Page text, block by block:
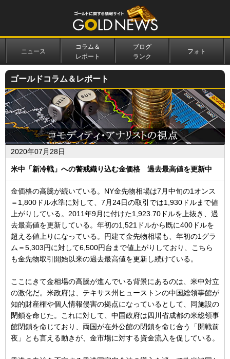
ニュース
コラム＆
レポート
ブログ
ランク
フォト
ゴールドコラム＆レポート
2020年07月28日
米中「新冷戦」への警戒織り込む金価格 過去最高値を更新中
金価格の高騰が続いている。NY金先物相場は7月中旬の1オンス
＝1,800ドル水準に対して、7月24日の取引では1,930ドルまで値
上がりしている。2011年9月に付けた1,923.70ドルを上抜き、過
去最高値を更新している。年初の1,521ドルから既に400ドルを
超える値上りになっている。円建て金先物相場も、年初の1グラ
ム＝5,303円に対して6,500円台まで値上がりしており、こちら
も金先物取引開始以来の過去最高値を更新し続けている。
ここにきて金相場の高騰が進んでいる背景にあるのは、米中対立
の激化だ。米政府は、テキサス州ヒューストンの中国総領事館が
知的財産権や個人情報侵害の拠点になっているとして、同施設の
閉鎖を命じた。これに対して、中国政府は四川省成都の米総領事
館閉鎖を命じており、両国が在外公館の閉鎖を命じ合う「開戦前
夜」とも言える動きが、金市場に対する資金流入を促している。